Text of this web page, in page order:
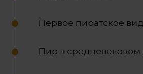
Первое пиратское
Пир в средневековом